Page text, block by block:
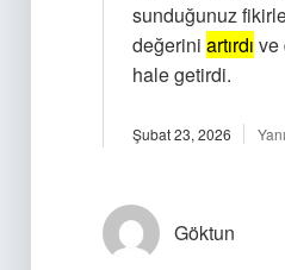
sunduğunuz
değerini artırdı ve
hale getirdi.
Şubat 23, 2026
Göktun